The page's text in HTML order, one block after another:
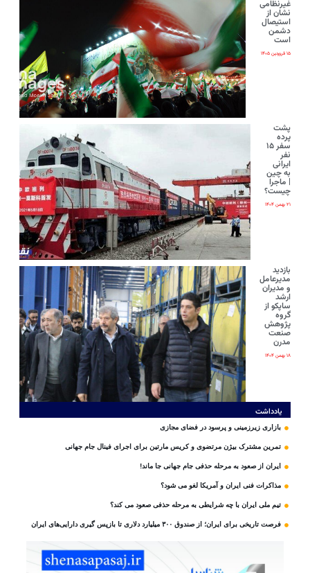
غیرنظامی
نشان از
استیصال
دشمن
است
۱۵ فروردین ۱۴۰۵
پشت
پرده
سفر ۱۵
نفر
ایرانی‌
به چین
| ماجرا
چیست؟
۲۱ بهمن ۱۴۰۴
بازدید
مدیرعامل
و مدیران
ارشد
ساپکو از
گروه
پژوهش
صنعت
مدرن
۱۸ بهمن ۱۴۰۴
یادداشت
بازاری زیرزمینی و پرسود در فضای مجازی
تمرین مشترک بیژن مرتضوی و کریس مارتین برای اجرای فینال جام جهانی
ایران از صعود به مرحله حذفی جام جهانی جا ماند!
مذاکرات فنی ایران و آمریکا لغو می شود؟
تیم ملی ایران با چه شرایطی به مرحله حذفی صعود می کند؟
فرصت تاریخی برای ایران؛ از صندوق ۳۰۰ میلیارد دلاری تا بازپس گیری دارایی‌های ایران